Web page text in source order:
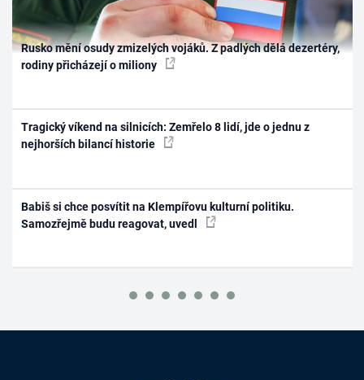
Rusko mění osudy zmizelých vojáků. Z padlých dělá dezertéry,
rodiny přicházejí o miliony
Tragický víkend na silnicích: Zemřelo 8 lidí, jde o jednu z
nejhorších bilancí historie
Babiš si chce posvítit na Klempířovu kulturní politiku.
Samozřejmě budu reagovat, uvedl